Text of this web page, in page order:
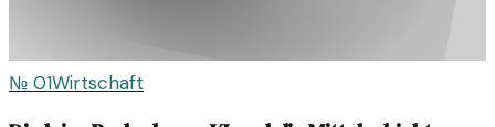
№ 01Wirtschaft